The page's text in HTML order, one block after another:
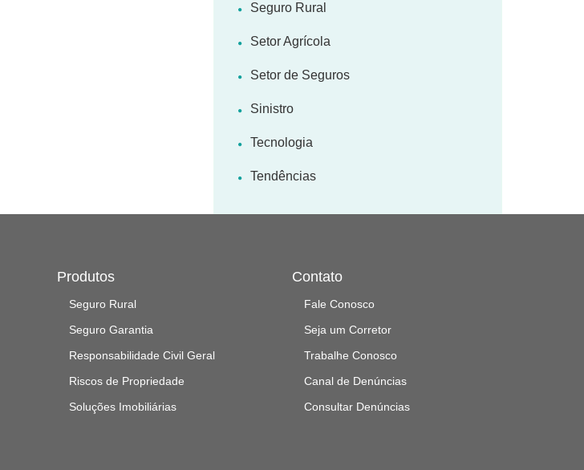
Seguro Rural
Setor Agrícola
Setor de Seguros
Sinistro
Tecnologia
Tendências
Produtos
Seguro Rural
Seguro Garantia
Responsabilidade Civil Geral
Riscos de Propriedade
Soluções Imobiliárias
Contato
Fale Conosco
Seja um Corretor
Trabalhe Conosco
Canal de Denúncias
Consultar Denúncias